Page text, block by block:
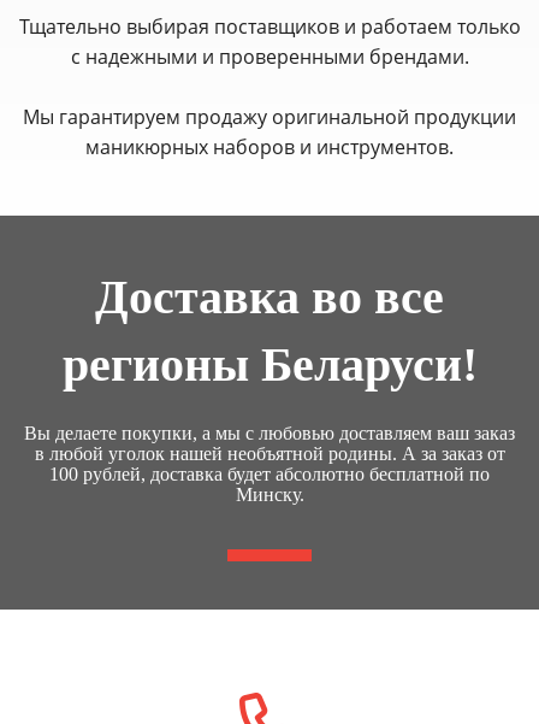
Тщательно выбирая поставщиков и работаем только
с надежными и проверенными брендами.
Мы гарантируем продажу оригинальной продукции
маникюрных наборов и инструментов.
Доставка во все
регионы Беларуси!
Вы делаете покупки, а мы с любовью доставляем ваш заказ
в любой уголок нашей необъятной родины. А за заказ от
100 рублей, доставка будет абсолютно бесплатной по
Минску.